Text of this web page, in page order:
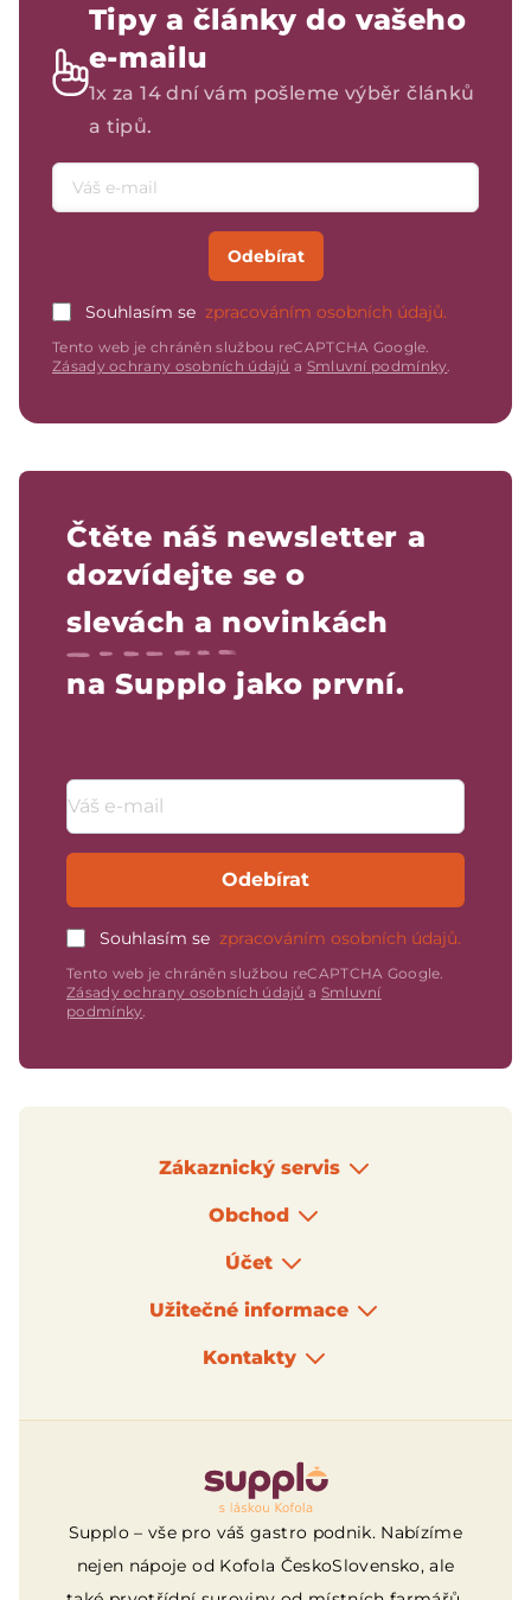
Tipy a články do vašeho
e-mailu
1x za 14 dní vám pošleme výběr článků
a tipů.
Emailová adresa
Odebírat
Souhlasím se zpracováním osobních údajů.
Tento web je chráněn službou reCAPTCHA Google.
Zásady ochrany osobních údajů a Smluvní podmínky.
Čtěte náš newsletter a
dozvídejte se o
slevách a novinkách
na Supplo jako první.
Emailová adresa
Odebírat
Souhlasím se zpracováním osobních údajů.
Tento web je chráněn službou reCAPTCHA Google.
Zásady ochrany osobních údajů a Smluvní
podmínky.
Zákaznický servis
Obchod
Účet
Užitečné informace
Kontakty
Logo
Supplo – vše pro váš gastro podnik. Nabízíme
nejen nápoje od Kofola ČeskoSlovensko, ale